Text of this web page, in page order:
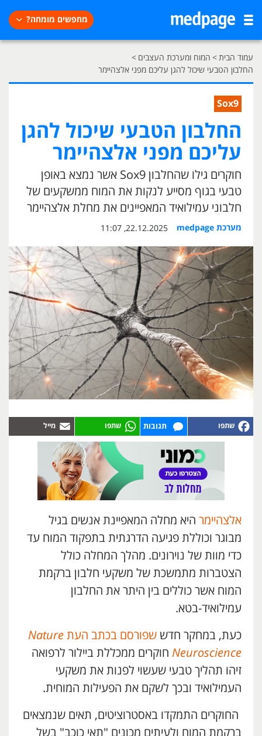
מחפשים מומחה?
עמוד הבית> המוח ומערכת העצבים >
החלבון הטבעי שיכול להגן עליכם מפני אלצהיימר
Sox9
החלבון הטבעי שיכול להגן
עליכם מפני אלצהיימר
חוקרים גילו שהחלבון Sox9 אשר נמצא באופן
טבעי בגוף מסייע לנקות את המוח ממשקעים של
חלבוני עמילואיד המאפיינים את מחלת אלצהיימר
מערכת medpage 22.12.2025, 11:07
תגובות
אלצהיימר היא מחלה המאפיינת אנשים בגיל
מבוגר וכוללת פגיעה הדרגתית בתפקוד המוח עד
כדי מוות של נוירונים. מהלך המחלה כולל
הצטברות מתמשכת של משקעי חלבון ברקמת
המוח אשר כוללים בין היתר את החלבון
עמילואיד-בטא.
כעת, במחקר חדש שפורסם בכתב העת Nature
Neuroscience חוקרים ממכללת ביילור לרפואה
זיהו תהליך טבעי שעשוי לפנות את משקעי
העמילואיד ובכך לשקם את הפעילות המוחית.
החוקרים התמקדו באסטרוציטים, תאים שנמצאים
ברקמת המוח ולעיתים מכונים "תאי כוכב" בשל